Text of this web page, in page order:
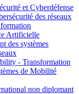
et Cyberdéfense
des réseaux
Artificielle
des systèmes
- Transformation
de Mobilité
non diplomant